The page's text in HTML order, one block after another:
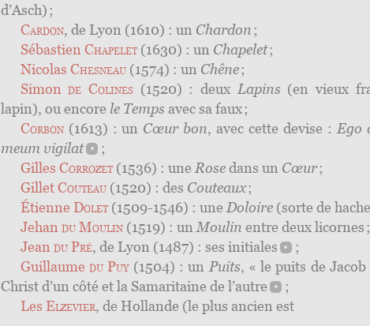
d’Asch) ;
Cardon, de Lyon (1610) : un Chardon;
SébastienChapelet(1630) : un Chapelet;
Nicolas Chesneau(1574) : un Chêne;
Simonde Colines(1520) : deux Lapins (en vieux
lapin), ou encore le Temps avec sa faux ;
Corbon(1613) : un Cœur bon, avec cette devise :Ego
meum vigilat
;
Gilles Corrozet(1536) : une Rosedans un Cœur;
GilletCouteau(1520) : des Couteaux;
Étienne Dolet(1509-1546) : une Doloire(sorte de
Jehandu Moulin(1519) : unMoulin entre deux licornes ;
Jeandu Pré, de Lyon (1487) : ses initiales
;
Guillaume du Puy(1504) : un Puits, « le puits de Jacob
Christ d’un côté et la Samaritaine de l’autre
;
Les Elzevier, de Hollande (le plus ancien est